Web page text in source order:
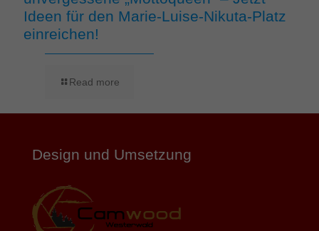
Ideen für den Marie-Luise-Nikuta-Platz
einreichen!
Read more
Design und Umsetzung